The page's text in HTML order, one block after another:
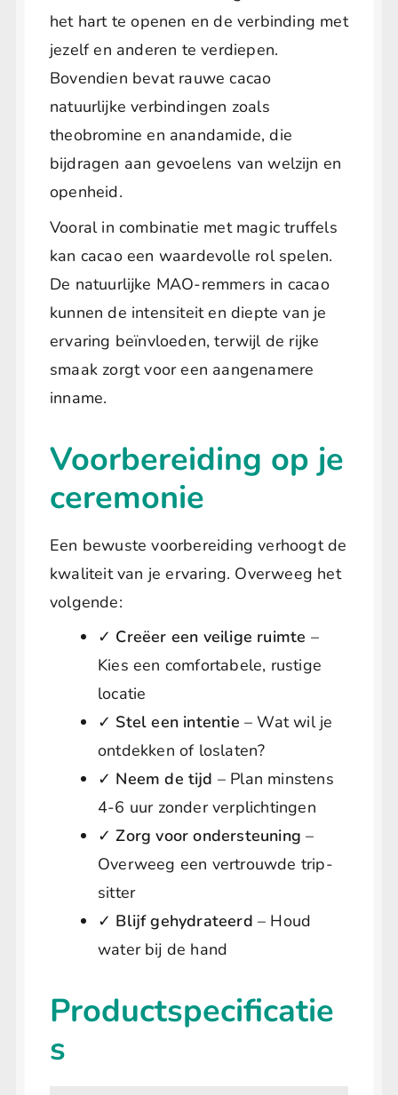
het hart te openen en de verbinding met
jezelf en anderen te verdiepen.
Bovendien bevat rauwe cacao
natuurlijke verbindingen zoals
theobromine en anandamide, die
bijdragen aan gevoelens van welzijn en
openheid.
Vooral in combinatie met magic truffels
kan cacao een waardevolle rol spelen.
De natuurlijke MAO-remmers in cacao
kunnen de intensiteit en diepte van je
ervaring beïnvloeden, terwijl de rijke
smaak zorgt voor een aangenamere
inname.
Voorbereiding op je
ceremonie
Een bewuste voorbereiding verhoogt de
kwaliteit van je ervaring. Overweeg het
volgende:
✓ Creëer een veilige ruimte –
Kies een comfortabele, rustige
locatie
✓ Stel een intentie – Wat wil je
ontdekken of loslaten?
✓ Neem de tijd – Plan minstens
4-6 uur zonder verplichtingen
✓Zorg voor ondersteuning –
Overweeg een vertrouwde trip-
sitter
✓ Blijf gehydrateerd – Houd
water bij de hand
Productspecificatie
s